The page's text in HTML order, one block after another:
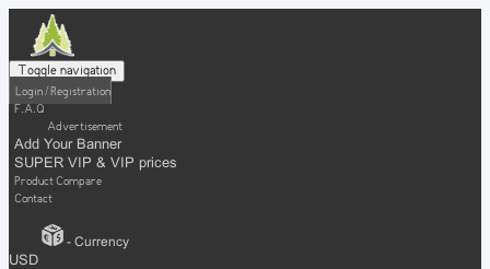
Toggle navigation
Login / Registration
F.A.Q
Advertisement
Add Your Banner
SUPER VIP & VIP prices
Product Compare
Contact
- Currency
USD